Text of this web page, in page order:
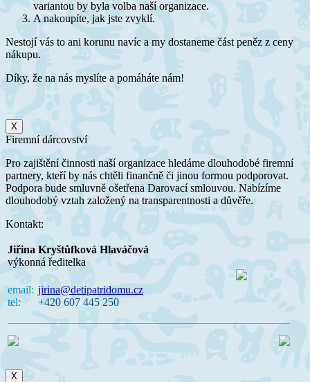
variantou by byla volba naší organizace.
A nakoupíte, jak jste zvyklí.
Nestojí vás to ani korunu navíc a my dostaneme část peněz z ceny
nákupu.
Díky, že na nás myslíte a pomáháte nám!
X
Firemní dárcovství
Pro zajištění činnosti naší organizace hledáme dlouhodobé firemní
partnery, kteří by nás chtěli finančně či jinou formou podporovat.
Podpora bude smluvně ošetřena Darovací smlouvou. Nabízíme
dlouhodobý vztah založený na transparentnosti a důvěře.
Kontakt:
Jiřina Kryštůfková Hlaváčová
výkonná ředitelka
email:
tel:
jirina@detipatridomu.cz
+420 607 445 250
X